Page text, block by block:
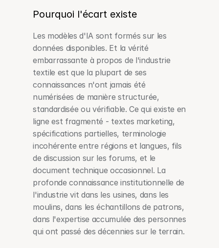
Pourquoi l'écart existe
Les modèles d'IA sont formés sur les
données disponibles. Et la vérité
embarrassante à propos de l'industrie
textile est que la plupart de ses
connaissances n'ont jamais été
numérisées de manière structurée,
standardisée ou vérifiable. Ce qui existe en
ligne est fragmenté - textes marketing,
spécifications partielles, terminologie
incohérente entre régions et langues, fils
de discussion sur les forums, et le
document technique occasionnel. La
profonde connaissance institutionnelle de
l'industrie vit dans les usines, dans les
moulins, dans les échantillons de patrons,
dans l'expertise accumulée des personnes
qui ont passé des décennies sur le terrain.